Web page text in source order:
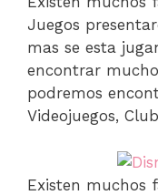
Juegos
mas se esta
encontrar
podremos
Videojuegos,
Existen muchos